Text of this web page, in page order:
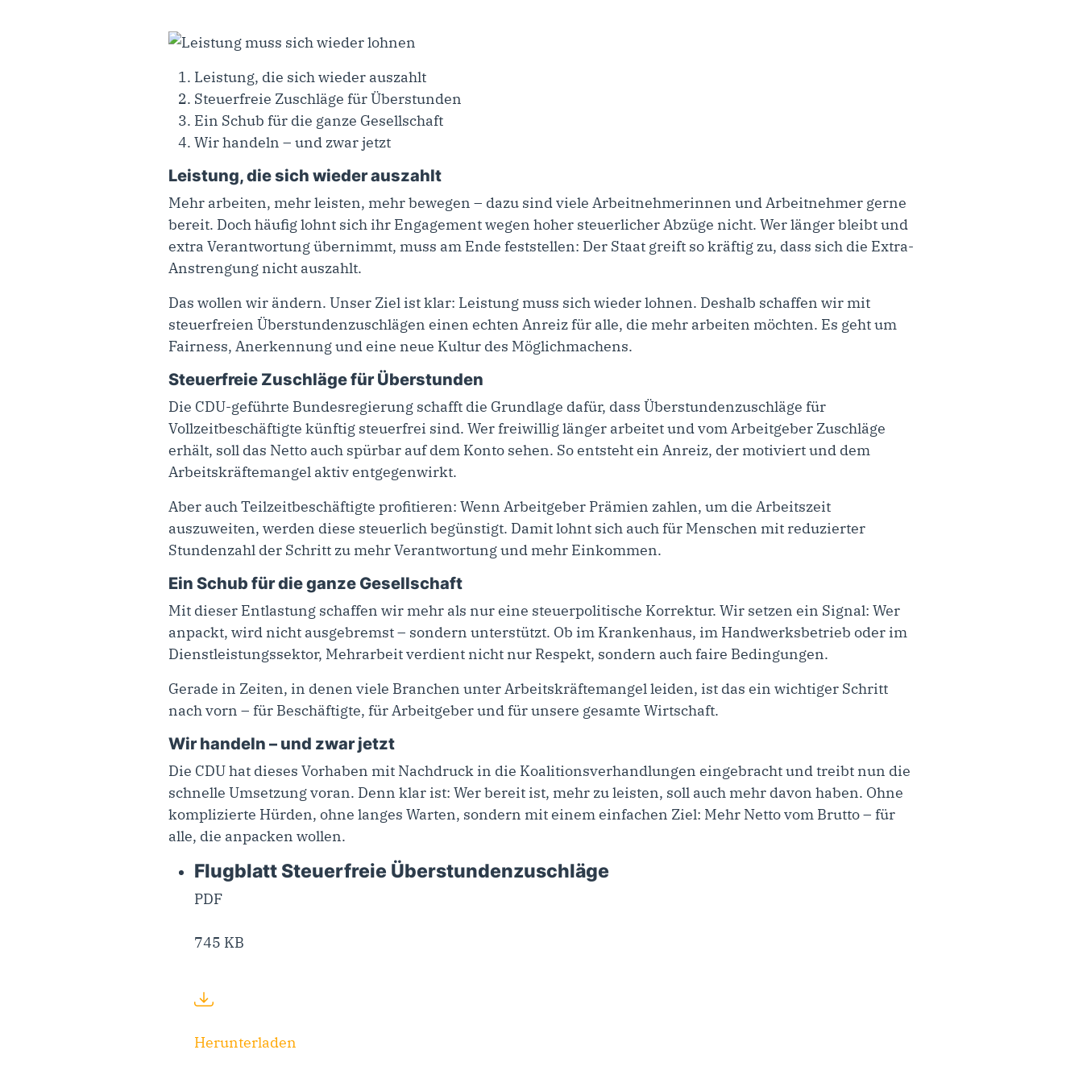
Leistung, die sich wieder auszahlt
Steuerfreie Zuschläge für Überstunden
Ein Schub für die ganze Gesellschaft
Wir handeln – und zwar jetzt
Leistung, die sich wieder auszahlt
Mehr arbeiten, mehr leisten, mehr bewegen – dazu sind viele Arbeitnehmerinnen und Arbeitnehmer gerne
bereit. Doch häufig lohnt sich ihr Engagement wegen hoher steuerlicher Abzüge nicht. Wer länger bleibt und
extra Verantwortung übernimmt, muss am Ende feststellen: Der Staat greift so kräftig zu, dass sich die Extra-
Anstrengung nicht auszahlt.
Das wollen wir ändern. Unser Ziel ist klar: Leistung muss sich wieder lohnen. Deshalb schaffen wir mit
steuerfreien Überstundenzuschlägen einen echten Anreiz für alle, die mehr arbeiten möchten. Es geht um
Fairness, Anerkennung und eine neue Kultur des Möglichmachens.
Steuerfreie Zuschläge für Überstunden
Die CDU-geführte Bundesregierung schafft die Grundlage dafür, dass Überstundenzuschläge für
Vollzeitbeschäftigte künftig steuerfrei sind. Wer freiwillig länger arbeitet und vom Arbeitgeber Zuschläge
erhält, soll das Netto auch spürbar auf dem Konto sehen. So entsteht ein Anreiz, der motiviert und dem
Arbeitskräftemangel aktiv entgegenwirkt.
Aber auch Teilzeitbeschäftigte profitieren: Wenn Arbeitgeber Prämien zahlen, um die Arbeitszeit
auszuweiten, werden diese steuerlich begünstigt. Damit lohnt sich auch für Menschen mit reduzierter
Stundenzahl der Schritt zu mehr Verantwortung und mehr Einkommen.
Ein Schub für die ganze Gesellschaft
Mit dieser Entlastung schaffen wir mehr als nur eine steuerpolitische Korrektur. Wir setzen ein Signal: Wer
anpackt, wird nicht ausgebremst – sondern unterstützt. Ob im Krankenhaus, im Handwerksbetrieb oder im
Dienstleistungssektor, Mehrarbeit verdient nicht nur Respekt, sondern auch faire Bedingungen.
Gerade in Zeiten, in denen viele Branchen unter Arbeitskräftemangel leiden, ist das ein wichtiger Schritt
nach vorn – für Beschäftigte, für Arbeitgeber und für unsere gesamte Wirtschaft.
Wir handeln – und zwar jetzt
Die CDU hat dieses Vorhaben mit Nachdruck in die Koalitionsverhandlungen eingebracht und treibt nun die
schnelle Umsetzung voran. Denn klar ist: Wer bereit ist, mehr zu leisten, soll auch mehr davon haben. Ohne
komplizierte Hürden, ohne langes Warten, sondern mit einem einfachen Ziel: Mehr Netto vom Brutto – für
alle, die anpacken wollen.
Flugblatt Steuerfreie Überstundenzuschläge
PDF
745 KB
Herunterladen